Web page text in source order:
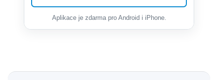
Aplikace je zdarma pro Android i iPhone.